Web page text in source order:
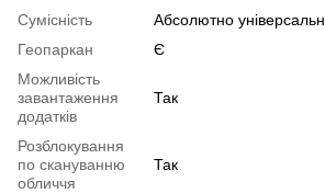
Сумісність
Абсолютно
Геопаркан
Є
Можливість
завантаження
додатків
Так
Розблокування
по скануванню
обличчя
Так